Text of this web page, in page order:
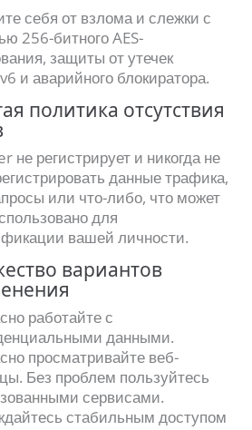
себя от взлома и слежки с
256-битного AES-
защиты от утечек
и аварийного блокиратора.
политика отсутствия
не регистрирует и никогда не
данные трафика,
или что-либо, что может
для
вашей личности.
вариантов
работайте с
данными.
просматривайте веб-
Без проблем пользуйтесь
сервисами.
стабильным доступом